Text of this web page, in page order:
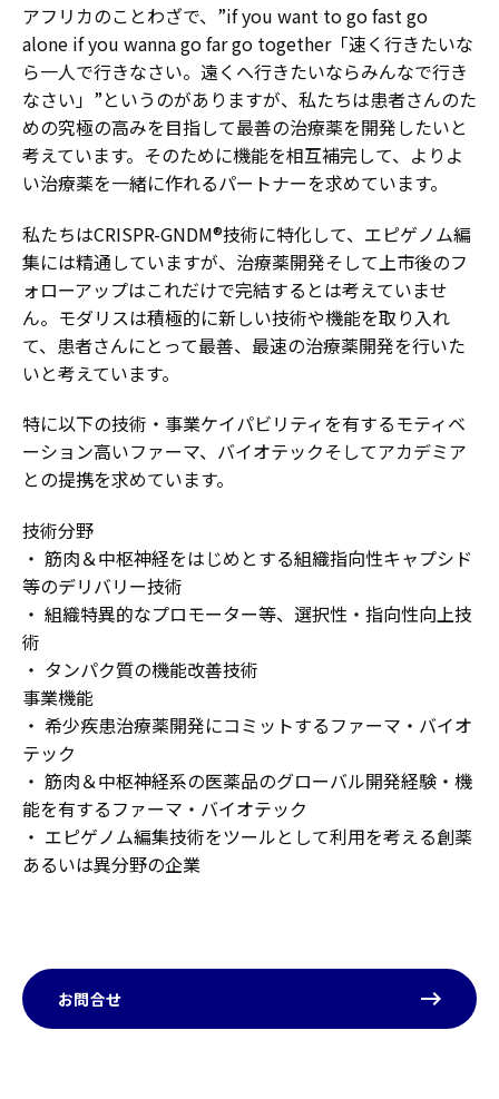
アフリカのことわざで、”if you want to go fast go
alone if you wanna go far go together「速く行きたいな
ら一人で行きなさい。遠くへ行きたいならみんなで行き
なさい」”というのがありますが、私たちは患者さんのた
めの究極の高みを目指して最善の治療薬を開発したいと
考えています。そのために機能を相互補完して、よりよ
い治療薬を一緒に作れるパートナーを求めています。
私たちはCRISPR-GNDM®技術に特化して、エピゲノム編
集には精通していますが、治療薬開発そして上市後のフ
ォローアップはこれだけで完結するとは考えていませ
ん。モダリスは積極的に新しい技術や機能を取り入れ
て、患者さんにとって最善、最速の治療薬開発を行いた
いと考えています。
特に以下の技術・事業ケイパビリティを有するモティベ
ーション高いファーマ、バイオテックそしてアカデミア
との提携を求めています。
技術分野
・ 筋肉＆中枢神経をはじめとする組織指向性キャプシド
等のデリバリー技術
・ 組織特異的なプロモーター等、選択性・指向性向上技
術
・ タンパク質の機能改善技術
事業機能
・ 希少疾患治療薬開発にコミットするファーマ・バイオ
テック
・ 筋肉＆中枢神経系の医薬品のグローバル開発経験・機
能を有するファーマ・バイオテック
・ エピゲノム編集技術をツールとして利用を考える創薬
あるいは異分野の企業
お問合せ